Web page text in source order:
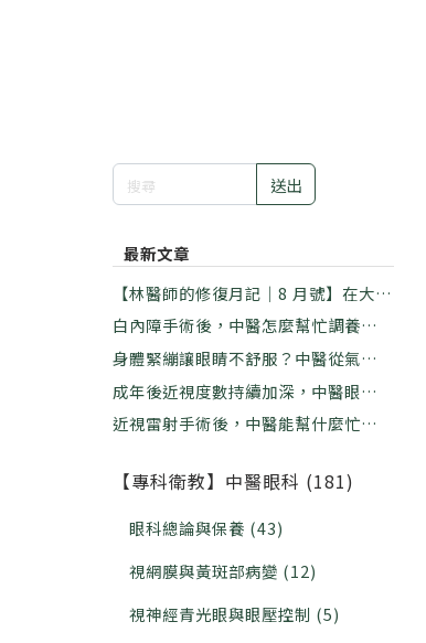
送出
最新文章
【林醫師的修復月記｜8 月號】在大暑
的悶熱裡，學習放下那個「看不慣」｜
林佑彥中醫師
白內障手術後，中醫怎麼幫忙調養？｜
林佑彥中醫師
身體緊繃讓眼睛不舒服？中醫從氣血這
樣看｜林佑彥中醫師
成年後近視度數持續加深，中醫眼科能
做什麼？｜林佑彥中醫師
近視雷射手術後，中醫能幫什麼忙？｜
【專科衛教】中醫眼科 (181)
眼科總論與保養 (43)
視網膜與黃斑部病變 (12)
視神經青光眼與眼壓控制 (5)